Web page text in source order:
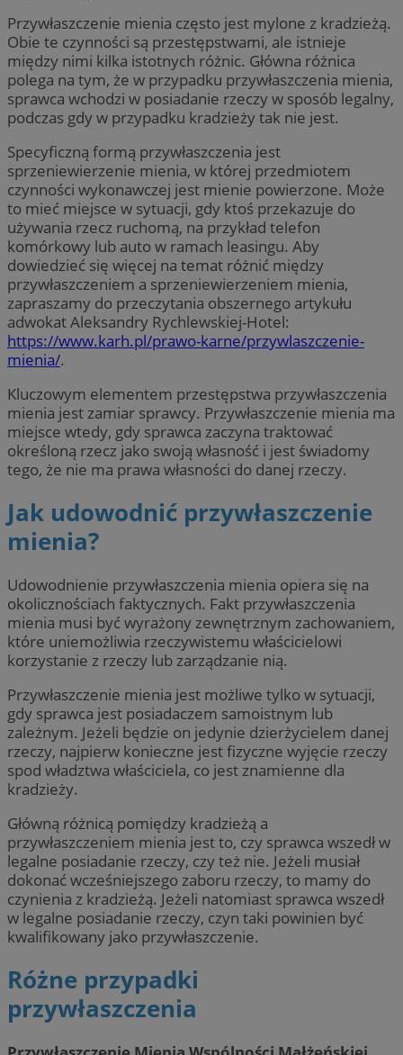
Przywłaszczenie mienia często jest mylone z kradzieżą.
Obie te czynności są przestępstwami, ale istnieje
między nimi kilka istotnych różnic. Główna różnica
polega na tym, że w przypadku przywłaszczenia mienia,
sprawca wchodzi w posiadanie rzeczy w sposób legalny,
podczas gdy w przypadku kradzieży tak nie jest.
Specyficzną formą przywłaszczenia jest
sprzeniewierzenie mienia, w której przedmiotem
czynności wykonawczej jest mienie powierzone. Może
to mieć miejsce w sytuacji, gdy ktoś przekazuje do
używania rzecz ruchomą, na przykład telefon
komórkowy lub auto w ramach leasingu. Aby
dowiedzieć się więcej na temat różnić między
przywłaszczeniem a sprzeniewierzeniem mienia,
zapraszamy do przeczytania obszernego artykułu
adwokat Aleksandry Rychlewskiej-Hotel:
https://www.karh.pl/prawo-karne/przywlaszczenie-
mienia/.
Kluczowym elementem przestępstwa przywłaszczenia
mienia jest zamiar sprawcy. Przywłaszczenie mienia ma
miejsce wtedy, gdy sprawca zaczyna traktować
określoną rzecz jako swoją własność i jest świadomy
tego, że nie ma prawa własności do danej rzeczy.
Jak udowodnić przywłaszczenie
mienia?
Udowodnienie przywłaszczenia mienia opiera się na
okolicznościach faktycznych. Fakt przywłaszczenia
mienia musi być wyrażony zewnętrznym zachowaniem,
które uniemożliwia rzeczywistemu właścicielowi
korzystanie z rzeczy lub zarządzanie nią.
Przywłaszczenie mienia jest możliwe tylko w sytuacji,
gdy sprawca jest posiadaczem samoistnym lub
zależnym. Jeżeli będzie on jedynie dzierżycielem danej
rzeczy, najpierw konieczne jest fizyczne wyjęcie rzeczy
spod władztwa właściciela, co jest znamienne dla
kradzieży.
Główną różnicą pomiędzy kradzieżą a
przywłaszczeniem mienia jest to, czy sprawca wszedł w
legalne posiadanie rzeczy, czy też nie. Jeżeli musiał
dokonać wcześniejszego zaboru rzeczy, to mamy do
czynienia z kradzieżą. Jeżeli natomiast sprawca wszedł
w legalne posiadanie rzeczy, czyn taki powinien być
kwalifikowany jako przywłaszczenie.
Różne przypadki
przywłaszczenia